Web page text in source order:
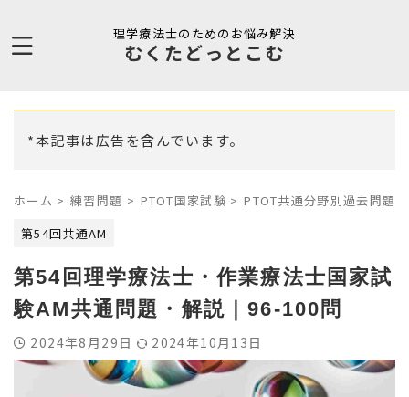
理学療法士のためのお悩み解決
むくたどっとこむ
*本記事は広告を含んでいます。
ホーム > 練習問題 > PTOT国家試験 > PTOT共通分野別過去問題
第54回共通AM
第54回理学療法士・作業療法士国家試
験AM共通問題・解説｜96-100問
2024年8月29日 2024年10月13日